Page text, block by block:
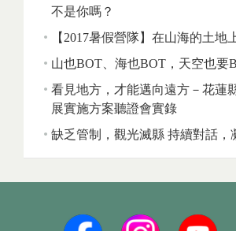
不是你嗎？
【2017暑假營隊】在山海的土地
山也BOT、海也BOT，天空也要
看見地方，才能邁向遠方－花蓮
展實施方案聽證會實錄
缺乏管制，觀光滅縣 持續對話，